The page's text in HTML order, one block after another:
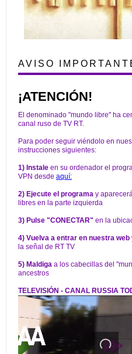
AVISO
¡ATENCIÓN!
El denominado "mundo libre" ha
canal ruso de TV RT.
Para poder seguir viéndolo en
instrucciones siguientes:
1) Instale en su ordenador el
VPN desde aquí:
2) Ejecute el programa y
libres en la parte izquierda
3) Pulse "CONECTAR" en la
4) Vuelva a entrar en nuestra web
la señal de RT TV
5) Maldiga a los cabecillas del
ancestros
TELEVISIÓN - CANAL RUSSIA